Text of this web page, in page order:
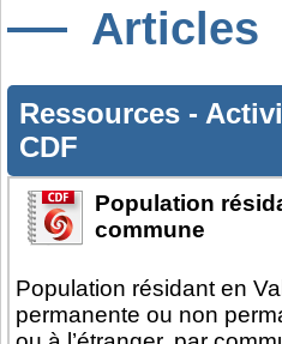
Articles
Ressources -
CDF
Population
commune
Population résidant en
permanente ou non